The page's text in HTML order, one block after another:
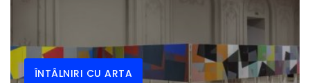
ÎNTÂLNIRI CU ARTA